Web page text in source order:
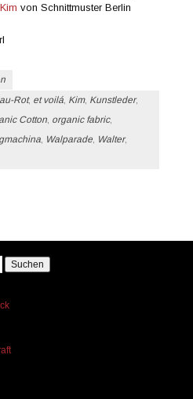
Kim von Schnittmuster Berlin
Rot, et voilá, Kim, Kunstleder,
Cotton, organic fabric,
, Walparade, Walter,